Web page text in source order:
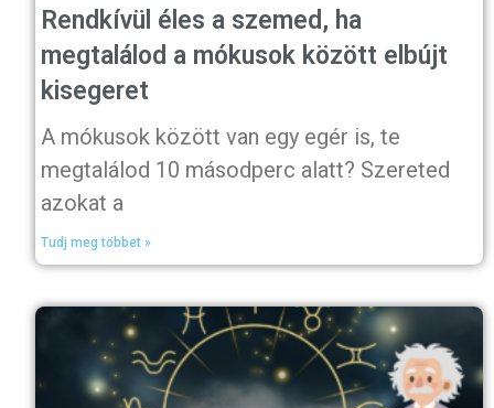
Rendkívül éles a szemed, ha
megtalálod a mókusok között elbújt
kisegeret
A mókusok között van egy egér is, te
megtalálod 10 másodperc alatt? Szereted
azokat a
Tudj meg többet »